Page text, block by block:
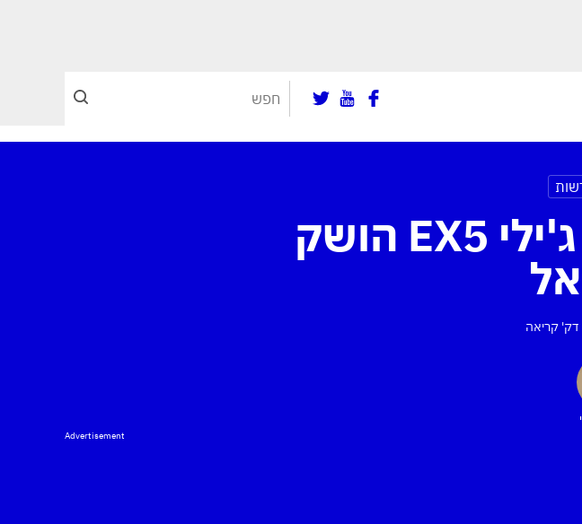
BYD Atto 3 קילר: ג'ילי EX5 הושק
קריאה
Advertisement